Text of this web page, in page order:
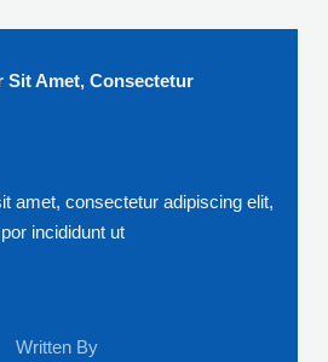
Sit Amet, Consectetur
amet, consectetur adipiscing elit,
incididunt ut
Written By